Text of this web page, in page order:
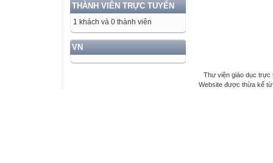
THÀNH VIÊN TRỰC TUYẾN
1 khách và 0 thành viên
VN
Thư viện giáo dục trực
Website được thừa kế